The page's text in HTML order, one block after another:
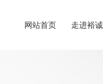
网站首页 走进裕诚